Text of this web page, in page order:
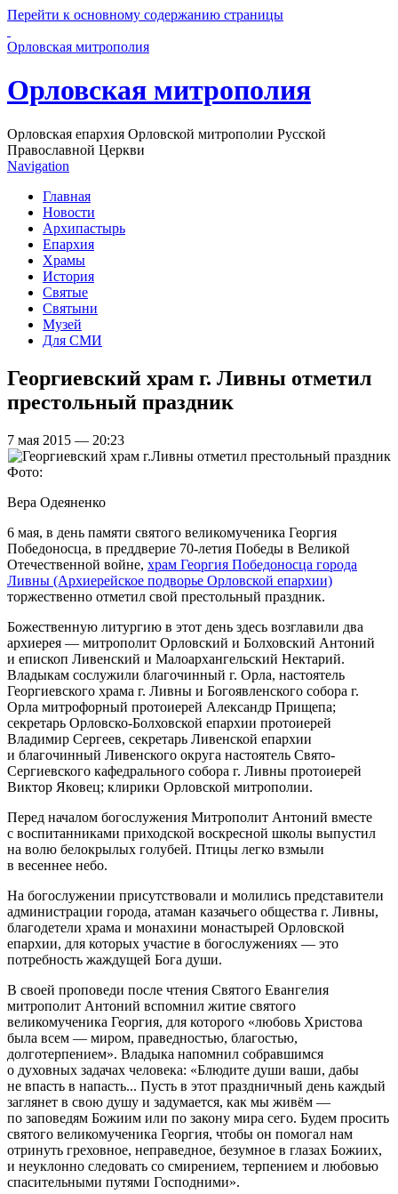
Перейти к основному содержанию страницы
Орловская митрополия
Орловская митрополия
Орловская епархия Орловской митрополии Русской
Православной Церкви
Navigation
Главная
Новости
Архипастырь
Епархия
Храмы
История
Святые
Святыни
Музей
Для СМИ
Георгиевский храм г. Ливны отметил
престольный праздник
7 мая 2015 — 20:23
Фото:
Вера Одеяненко
6 мая, в день памяти святого великомученика Георгия
Победоносца, в преддверие 70-летия Победы в Великой
Отечественной войне, храм Георгия Победоносца города
Ливны (Архиерейское подворье Орловской епархии)
торжественно отметил свой престольный праздник.
Божественную литургию в этот день здесь возглавили два
архиерея — митрополит Орловский и Болховский Антоний
и епископ Ливенский и Малоархангельский Нектарий.
Владыкам сослужили благочинный г. Орла, настоятель
Георгиевского храма г. Ливны и Богоявленского собора г.
Орла митрофорный протоиерей Александр Прищепа;
секретарь Орловско-Болховской епархии протоиерей
Владимир Сергеев, секретарь Ливенской епархии
и благочинный Ливенского округа настоятель Свято-
Сергиевского кафедрального собора г. Ливны протоиерей
Виктор Яковец; клирики Орловской митрополии.
Перед началом богослужения Митрополит Антоний вместе
с воспитанниками приходской воскресной школы выпустил
на волю белокрылых голубей. Птицы легко взмыли
в весеннее небо.
На богослужении присутствовали и молились представители
администрации города, атаман казачьего общества г. Ливны,
благодетели храма и монахини монастырей Орловской
епархии, для которых участие в богослужениях — это
потребность жаждущей Бога души.
В своей проповеди после чтения Святого Евангелия
митрополит Антоний вспомнил житие святого
великомученика Георгия, для которого «любовь Христова
была всем — миром, праведностью, благостью,
долготерпением». Владыка напомнил собравшимся
о духовных задачах человека: «Блюдите души ваши, дабы
не впасть в напасть... Пусть в этот праздничный день каждый
заглянет в свою душу и задумается, как мы живём —
по заповедям Божиим или по закону мира сего. Будем просить
святого великомученика Георгия, чтобы он помогал нам
отринуть греховное, неправедное, безумное в глазах Божиих,
и неуклонно следовать со смирением, терпением и любовью
спасительными путями Господними».